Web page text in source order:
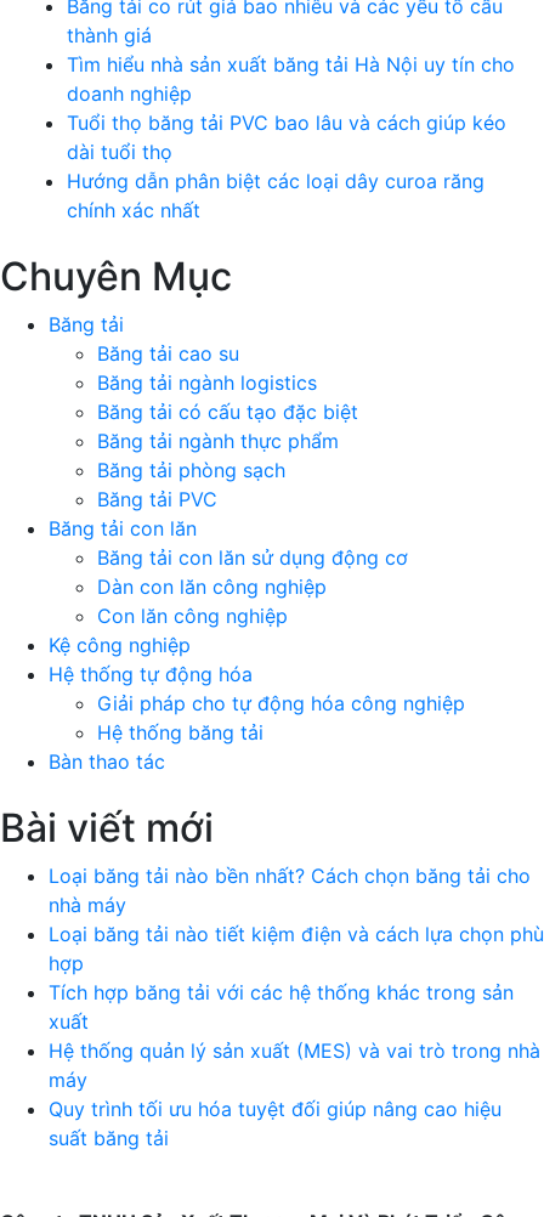
Băng tải co rút giá bao nhiêu và các yếu tố cấu
thành giá
Tìm hiểu nhà sản xuất băng tải Hà Nội uy tín cho
doanh nghiệp
Tuổi thọ băng tải PVC bao lâu và cách giúp kéo
dài tuổi thọ
Hướng dẫn phân biệt các loại dây curoa răng
chính xác nhất
Chuyên Mục
Băng tải
Băng tải cao su
Băng tải ngành logistics
Băng tải có cấu tạo đặc biệt
Băng tải ngành thực phẩm
Băng tải phòng sạch
Băng tải PVC
Băng tải con lăn
Băng tải con lăn sử dụng động cơ
Dàn con lăn công nghiệp
Con lăn công nghiệp
Kệ công nghiệp
Hệ thống tự động hóa
Giải pháp cho tự động hóa công nghiệp
Hệ thống băng tải
Bàn thao tác
Bài viết mới
Loại băng tải nào bền nhất? Cách chọn băng tải cho
nhà máy
Loại băng tải nào tiết kiệm điện và cách lựa chọn phù
hợp
Tích hợp băng tải với các hệ thống khác trong sản
xuất
Hệ thống quản lý sản xuất (MES) và vai trò trong nhà
máy
Quy trình tối ưu hóa tuyệt đối giúp nâng cao hiệu
suất băng tải